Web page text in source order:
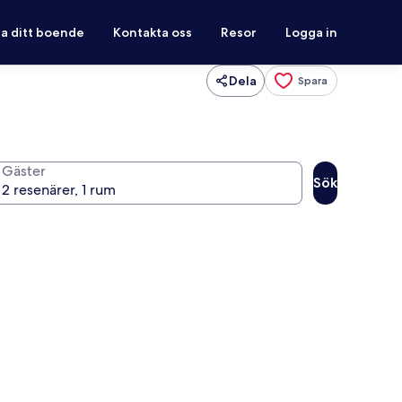
ditt boende Kontakta oss Resor Logga in
Dela Spara
Gäster
Sök